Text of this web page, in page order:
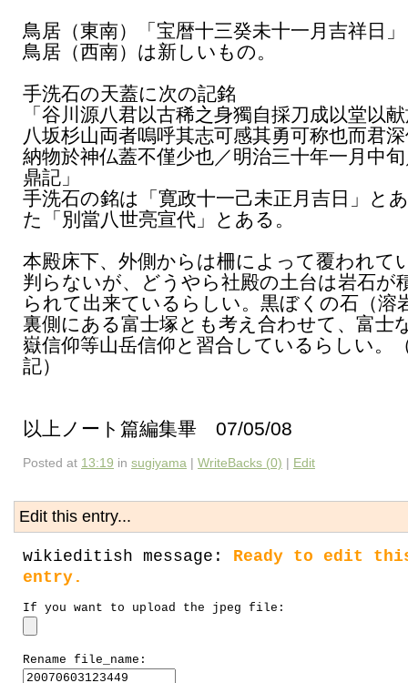
鳥居（東南）「宝暦十三癸未十一月吉祥日」
鳥居（西南）は新しいもの。
手洗石の天蓋に次の記銘
「谷川源八君以古稀之身獨自採刀成以堂以
八坂杉山両者嗚呼其志可感其勇可称也而君
納物於神仏蓋不僅少也／明治三十年一月中
鼎記」
手洗石の銘は「寛政十一己未正月吉日」と
た「別當八世亮宣代」とある。
本殿床下、外側からは柵によって覆われて
判らないが、どうやら社殿の土台は岩石が
られて出来ているらしい。黒ぼくの石（溶
裏側にある富士塚とも考え合わせて、富士
嶽信仰等山岳信仰と習合しているらしい。
記）
以上ノート篇編集畢 07/05/08
Posted at 13:19 in sugiyama WriteBacks (0) Edit
Edit this entry...
wikieditish message: Ready to edit
entry.
If you want to upload the jpeg file:
Rename file_name: